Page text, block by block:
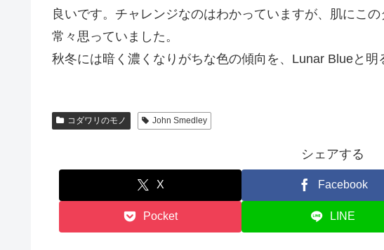
良いです。チャレンジなのはわかっていますが、肌にこ
常々思っていました。
秋冬には暗く濃くなりがちな色の傾向を、Lunar Blueと明
コダワリのモノ John Smedley
シェアする
X Facebook
Pocket LINE